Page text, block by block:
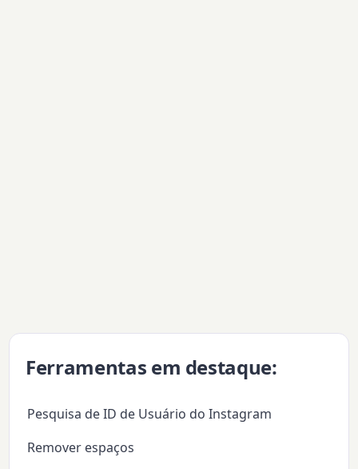
Ferramentas em destaque:
Pesquisa de ID de Usuário do Instagram
Remover espaços